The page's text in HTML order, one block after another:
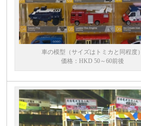
車の模型（サイズはトミカと同程度）
価格：HKD 50～60前後